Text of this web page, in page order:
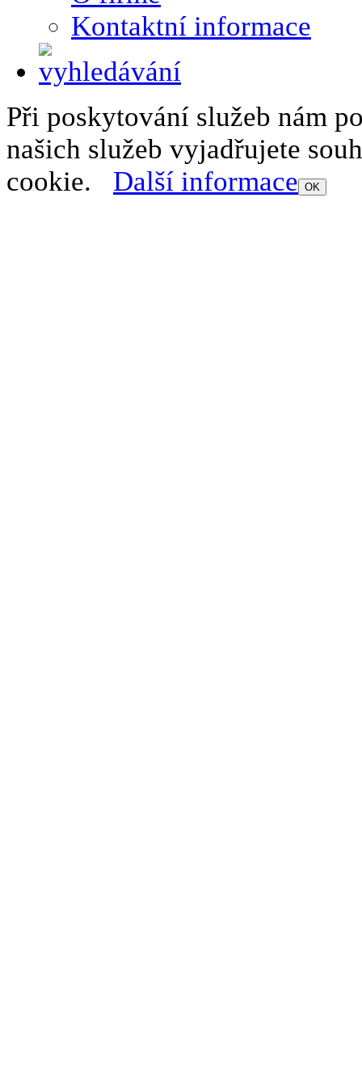
Kontaktní informace
Při poskytování služeb nám
našich služeb vyjadřujete
cookie. Další informace